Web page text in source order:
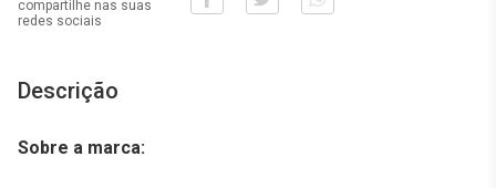
compartilhe nas suas
redes sociais
Descrição
Sobre a marca: